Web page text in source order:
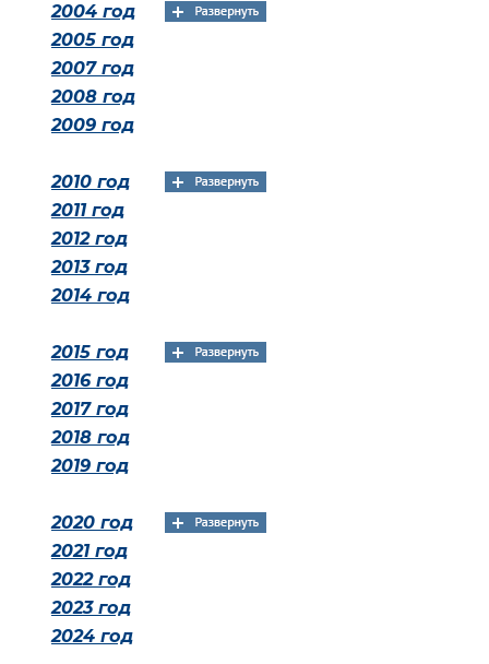
2004 год
2005 год
2007 год
2008 год
2009 год
2010 год
2011 год
2012 год
2013 год
2014 год
2015 год
2016 год
2017 год
2018 год
2019 год
2020 год
2021 год
2022 год
2023 год
2024 год